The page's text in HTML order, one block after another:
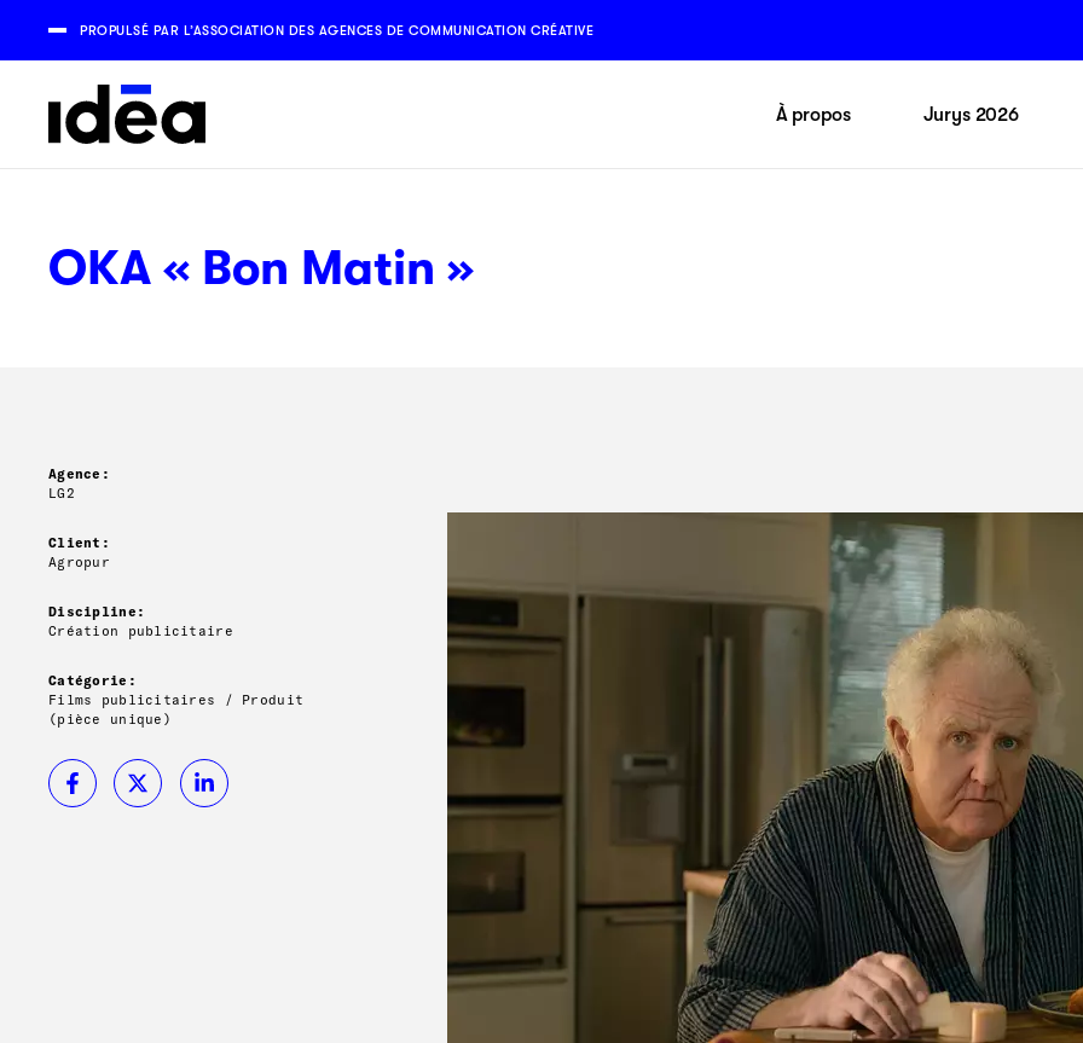
PROPULSÉ PAR L’ASSOCIATION DES AGENCES DE COMMUNICATION CRÉATIVE
À propos Jurys 2026
OKA « Bon Matin »
Agence:
LG2
Client:
Agropur
Discipline:
Création publicitaire
Catégorie:
Films publicitaires / Produit
(pièce unique)